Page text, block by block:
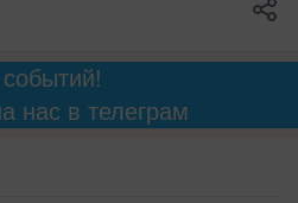
нас в телеграм